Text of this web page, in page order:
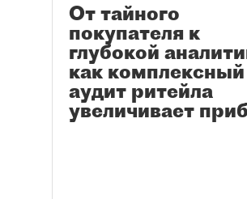
От тайного
покупателя к
глубокой
как комплексный
аудит ритейла
увеличивает